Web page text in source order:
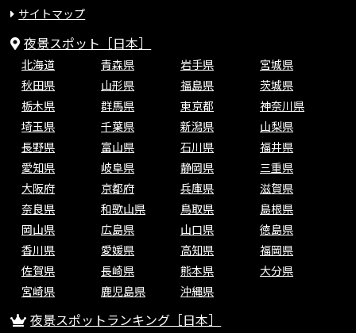
サイトマップ
夜景スポット［日本］
北海道 青森県 岩手県
宮城県
秋田県
山形県 福島県
茨城県
栃木県
群馬県 東京都
神奈川県
埼玉県
千葉県 新潟県
山梨県
長野県
富山県 石川県
福井県
愛知県
岐阜県 静岡県
三重県
大阪府
京都府 兵庫県
滋賀県
奈良県
和歌山県 鳥取県
島根県
岡山県
広島県 山口県
徳島県
香川県
愛媛県 高知県
福岡県
佐賀県
長崎県 熊本県
大分県
宮崎県
鹿児島県 沖縄県
夜景スポットランキング［日本］